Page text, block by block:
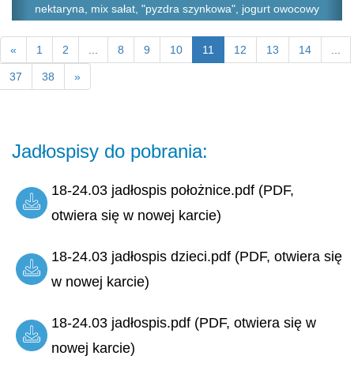
nektaryna, mix sałat, "pyzdra szynkowa", jogurt owocowy
« 1 2 8 9 10 11 12 13 14
37 38 »
Jadłospisy do pobrania:
18-24.03 jadłospis położnice.pdf (PDF,
otwiera się w nowej karcie)
18-24.03 jadłospis dzieci.pdf (PDF, otwiera się
w nowej karcie)
18-24.03 jadłospis.pdf (PDF, otwiera się w
nowej karcie)